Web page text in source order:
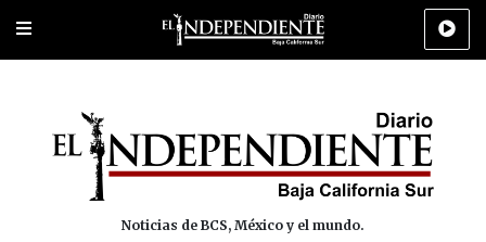
Portada Los Cabos Policiaca Deportes Cultura
Noticias de BCS, México y el mundo.